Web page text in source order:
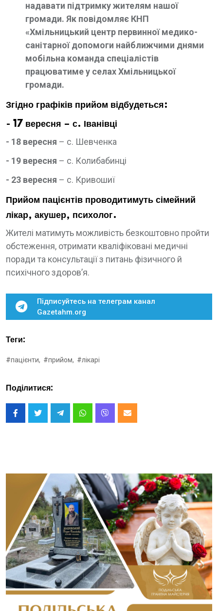
надавати підтримку жителям нашої
громади. Як повідомляє КНП
«Хмільницький центр первинної медико-
санітарної допомоги найближчими днями
мобільна команда спеціалістів
працюватиме у селах Хмільницької
громади.
Згідно графіків прийом відбудеться:
- 17 вересня – с. Іванівці
- 18 вересня – с. Шевченка
- 19 вересня – с. Колибабинці
- 23 вересня – с. Кривошиї
Прийом пацієнтів проводитимуть сімейний
лікар, акушер, психолог.
Жителі матимуть можливість безкоштовно пройти
обстеження, отримати кваліфіковані медичні
поради та консультації з питань фізичного й
психічного здоров’я.
Підписуйтесь на телеграм канал
Gazetahm.org
Теги:
#пацієнти, #прийом, #лікарі
Поділитися: